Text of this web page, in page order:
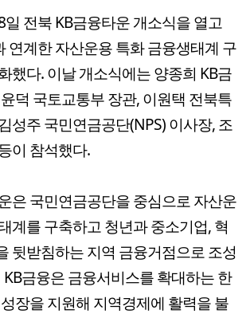
일 전북 KB금융타운 개소식을 열고
연계한 자산운용 특화 금융생태계 구
했다. 이날 개소식에는 양종희 KB금
덕 국토교통부 장관, 이원택 전북특
성주 국민연금공단(NPS) 이사장, 조
이 참석했다.
은 국민연금공단을 중심으로 자산운
계를 구축하고 청년과 중소기업, 혁
뒷받침하는 지역 금융거점으로 조성
금융은 금융서비스를 확대하는 한
장을 지원해 지역경제에 활력을 불